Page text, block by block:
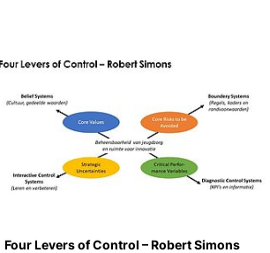
Four Levers of Control – Robert Simons